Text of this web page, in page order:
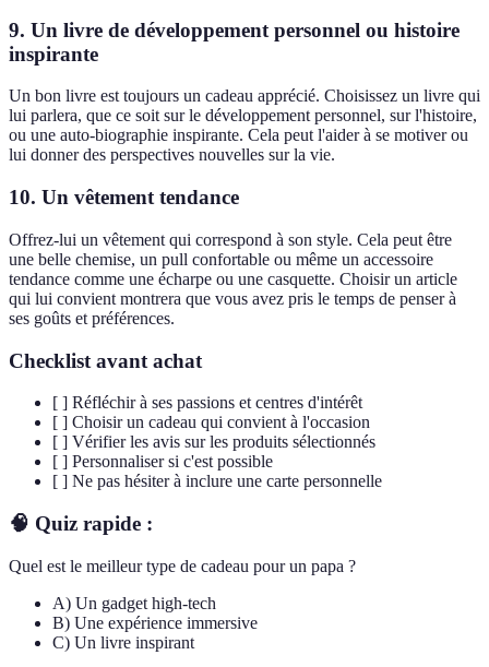
9. Un livre de développement personnel ou histoire
inspirante
Un bon livre est toujours un cadeau apprécié. Choisissez un livre qui
lui parlera, que ce soit sur le développement personnel, sur l'histoire,
ou une auto-biographie inspirante. Cela peut l'aider à se motiver ou
lui donner des perspectives nouvelles sur la vie.
10. Un vêtement tendance
Offrez-lui un vêtement qui correspond à son style. Cela peut être
une belle chemise, un pull confortable ou même un accessoire
tendance comme une écharpe ou une casquette. Choisir un article
qui lui convient montrera que vous avez pris le temps de penser à
ses goûts et préférences.
Checklist avant achat
[ ] Réfléchir à ses passions et centres d'intérêt
[ ] Choisir un cadeau qui convient à l'occasion
[ ] Vérifier les avis sur les produits sélectionnés
[ ] Personnaliser si c'est possible
[ ] Ne pas hésiter à inclure une carte personnelle
🧠 Quiz rapide :
Quel est le meilleur type de cadeau pour un papa ?
A) Un gadget high-tech
B) Une expérience immersive
C) Un livre inspirant